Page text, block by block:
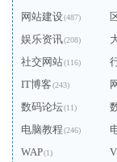
网站建设(487)
娱乐资讯(208)
社交网站(116)
IT博客(243)
数码论坛(11)
电脑教程(246)
WAP(1)